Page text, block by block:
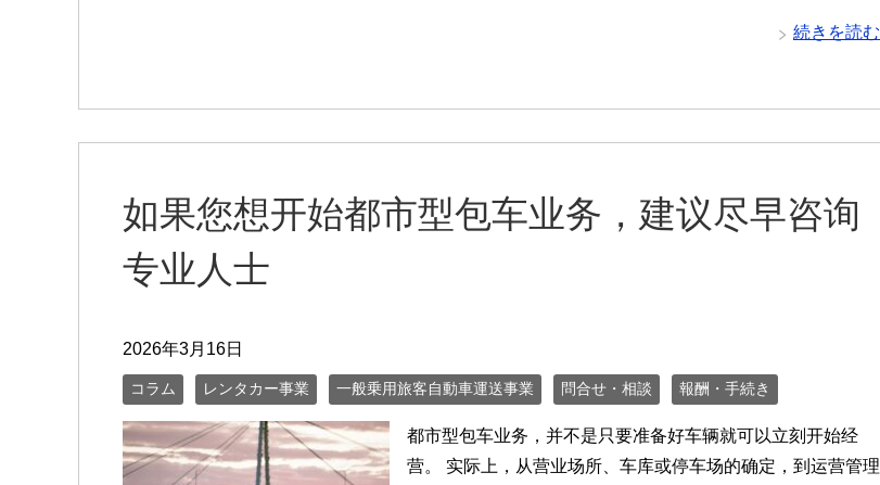
続きを読む
如果您想开始都市型包车业务，建议尽早咨询
专业人士
2026年3月16日
コラム レンタカー事業 一般乗用旅客自動車運送事業 問合せ・相談 報酬・手続き
都市型包车业务，并不是只要准备好车辆就可以立刻开始经
营。 实际上，从营业场所、车库或停车场的确定，到运营管理